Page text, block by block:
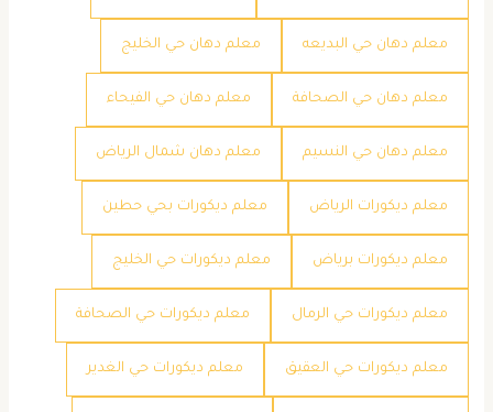
معلم دهان حي البديعه معلم دهان حي الخليج
معلم دهان حي الصحافة معلم دهان حي الفيحاء
معلم دهان حي النسيم معلم دهان شمال الرياض
معلم ديكورات الرياض معلم ديكورات بحي حطين
معلم ديكورات برياض معلم ديكورات حي الخليج
معلم ديكورات حي الرمال معلم ديكورات حي الصحافة
معلم ديكورات حي العقيق معلم ديكورات حي الغدير